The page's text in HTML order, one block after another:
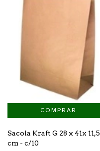
Sacola Kraft G 28 x 41x 11,5
cm - c/10